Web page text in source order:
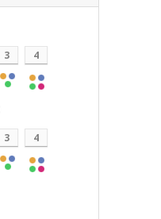
3 4
3 4